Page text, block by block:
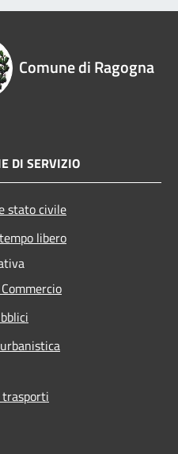
Comune di Ragogna
DI SERVIZIO
stato civile
libero